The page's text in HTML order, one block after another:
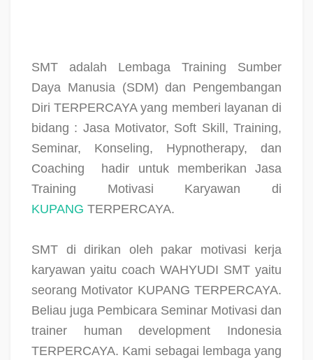
SMT adalah Lembaga Training Sumber
Daya Manusia (SDM) dan Pengembangan
Diri TERPERCAYA yang memberi layanan di
bidang : Jasa Motivator, Soft Skill, Training,
Seminar, Konseling, Hypnotherapy, dan
Coaching
hadir untuk memberikan Jasa
Training Motivasi Karyawan di
KUPANG TERPERCAYA.
SMT di dirikan oleh pakar motivasi kerja
karyawan yaitu coach WAHYUDI SMT yaitu
seorang Motivator KUPANG TERPERCAYA.
Beliau juga Pembicara Seminar Motivasi dan
trainer human development Indonesia
TERPERCAYA. Kami sebagai lembaga yang